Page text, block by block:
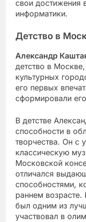
свои достижения
информатики.
Детство в
Александр
детство в
культурных
его первых
сформировали
В детстве
способности в
творчества. Он с
классическую
Московской
отличался
способностями,
раннем
был одним из
участвовал в